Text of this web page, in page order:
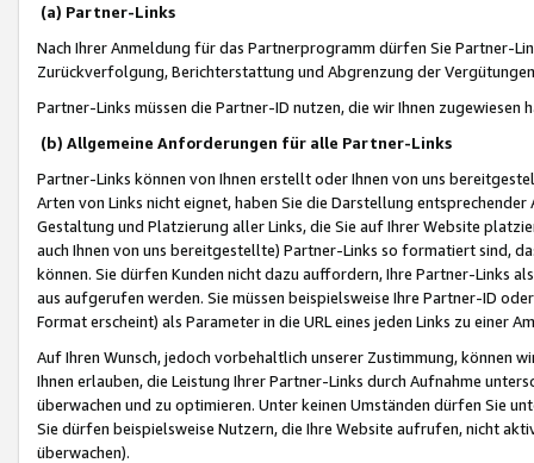
(a) Partner-Links
Nach Ihrer Anmeldung für das Partnerprogramm dürfen Sie Partner-
Zurückverfolgung, Berichterstattung und Abgrenzung der
Partner-Links müssen die Partner-ID nutzen, die wir Ihnen zugewiesen
(b) Allgemeine Anforderungen für alle Partner-Links
Partner-Links können von Ihnen erstellt oder Ihnen von uns
Arten von Links nicht eignet, haben Sie die Darstellung
Gestaltung und Platzierung aller Links, die Sie auf Ihrer Website
auch Ihnen von uns bereitgestellte) Partner-Links so formatiert sind,
können. Sie dürfen Kunden nicht dazu auffordern, Ihre Partner-Links
aus aufgerufen werden. Sie müssen beispielsweise Ihre Partner-ID
Format erscheint) als Parameter in die URL eines jeden Links zu einer
Auf Ihren Wunsch, jedoch vorbehaltlich unserer Zustimmung, können
Ihnen erlauben, die Leistung Ihrer Partner-Links durch Aufnahme
überwachen und zu optimieren. Unter keinen Umständen dürfen Sie
Sie dürfen beispielsweise Nutzern, die Ihre Website aufrufen, nicht
überwachen).